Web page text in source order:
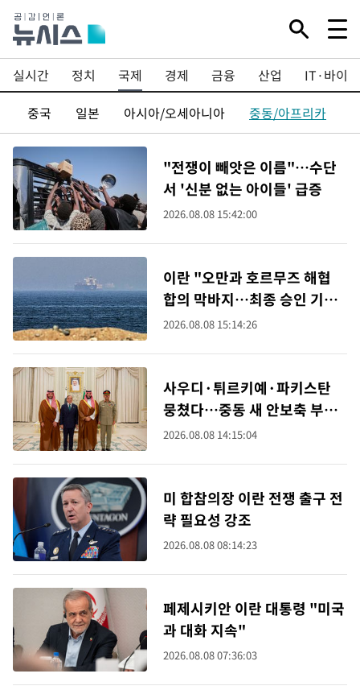
실시간 정치 국제 경제 금융 산업
IT·바이오
중국 일본 아시아/오세아니아 중동/아프리카
"전쟁이 빼앗은 이름"…수단
서 '신분 없는 아이들' 급증
2026.08.08 15:42:00
이란 "오만과 호르무즈 해협
합의 막바지…최종 승인 기다
려"
2026.08.08 15:14:26
사우디·튀르키예·파키스탄
뭉쳤다…중동 새 안보축 부상
하나
2026.08.08 14:15:04
미 합참의장 이란 전쟁 출구 전
략 필요성 강조
2026.08.08 08:14:23
페제시키안 이란 대통령 "미국
과 대화 지속"
2026.08.08 07:36:03